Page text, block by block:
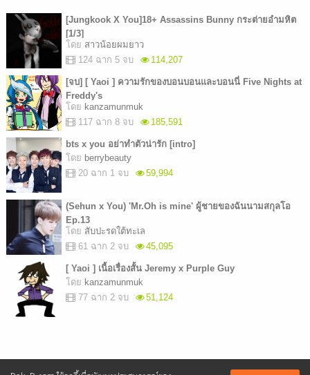
[Jungkook X You]18+ Assassins Bunny กระต่ายอำมหิต
[1/3]
โดย สาวน้อยผมยาว
124 ฉาก 5 จบ
114,207
[จบ] [ Yaoi ] ความรักของบอนบอนและบอนนี่ Five Nights at
Freddy's
โดย kanzamunmuk
117 ฉาก 8 จบ
185,591
bts x you อย่าทำตัวน่ารัก [intro]
โดย berrybeauty
20 ฉาก 1 จบ
59,994
(Sehun x You) 'Mr.Oh is mine' ผู้ชายของฉันนามสกุลโอ
Ep.13
โดย สับปะรดใต้ทะเล
61 ฉาก 2 จบ
45,095
[ Yaoi ] เนื้อเรื่องสั้น Jeremy x Purple Guy
โดย kanzamunmuk
77 ฉาก 2 จบ
51,124